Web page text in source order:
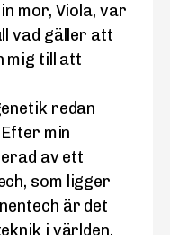
mor, Viola, var
vad gäller att
mig till att
redan
min
av ett
som ligger
är det
i världen.